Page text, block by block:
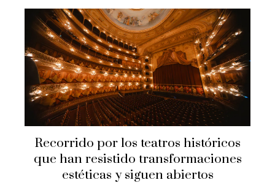
Recorrido por los teatros históricos
que han resistido transformaciones
estéticas y siguen abiertos